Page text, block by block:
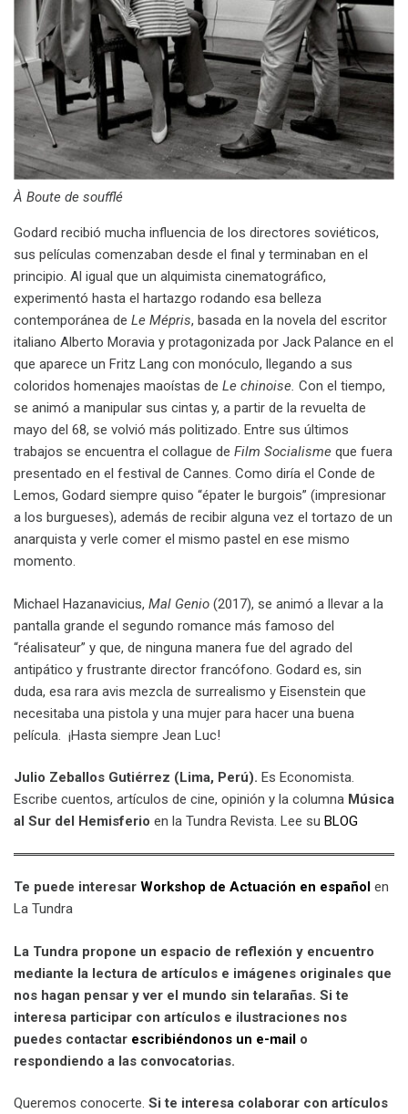
À Boute de soufflé
Godard recibió mucha influencia de los directores soviéticos,
sus películas comenzaban desde el final y terminaban en el
principio. Al igual que un alquimista cinematográfico,
experimentó hasta el hartazgo rodando esa belleza
contemporánea de Le Mépris, basada en la novela del escritor
italiano Alberto Moravia y protagonizada por Jack Palance en el
que aparece un Fritz Lang con monóculo, llegando a sus
coloridos homenajes maoístas de Le chinoise. Con el tiempo,
se animó a manipular sus cintas y, a partir de la revuelta de
mayo del 68, se volvió más politizado. Entre sus últimos
trabajos se encuentra el collague de Film Socialisme que fuera
presentado en el festival de Cannes. Como diría el Conde de
Lemos, Godard siempre quiso “épater le burgois” (impresionar
a los burgueses), además de recibir alguna vez el tortazo de un
anarquista y verle comer el mismo pastel en ese mismo
momento.
Michael Hazanavicius, Mal Genio (2017), se animó a llevar a la
pantalla grande el segundo romance más famoso del
“réalisateur” y que, de ninguna manera fue del agrado del
antipático y frustrante director francófono. Godard es, sin
duda, esa rara avis mezcla de surrealismo y Eisenstein que
necesitaba una pistola y una mujer para hacer una buena
película. ¡Hasta siempre Jean Luc!
Julio Zeballos Gutiérrez (Lima, Perú). Es Economista.
Escribe cuentos, artículos de cine, opinión y la columna Música
al Sur del Hemisferio en la Tundra Revista. Lee su BLOG
Te puede interesar Workshop de Actuación en español en
La Tundra
La Tundra propone un espacio de reflexión y encuentro
mediante la lectura de artículos e imágenes originales que
nos hagan pensar y ver el mundo sin telarañas. Si te
interesa participar con artículos e ilustraciones nos
puedes contactar escribiéndonos un e-mail o
respondiendo a las convocatorias.
Queremos conocerte. Si te interesa colaborar con artículos